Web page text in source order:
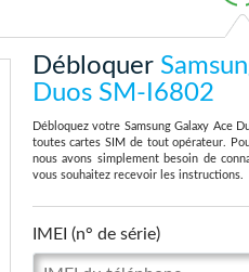
Débloquer
Duos SM-I6802
Débloquez votre Samsung Galaxy Ace
toutes cartes SIM de tout opérateur.
nous avons simplement besoin de
vous souhaitez recevoir les instructions.
IMEI (n° de série)